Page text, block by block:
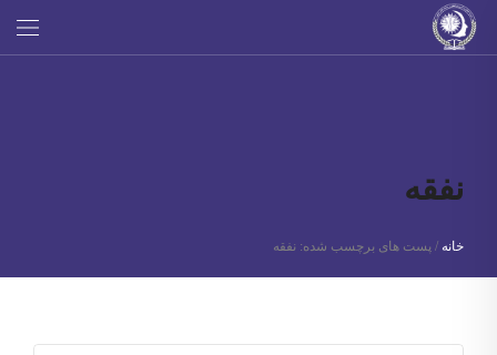
نفقه
خانه / پست های برچسب شده: نفقه